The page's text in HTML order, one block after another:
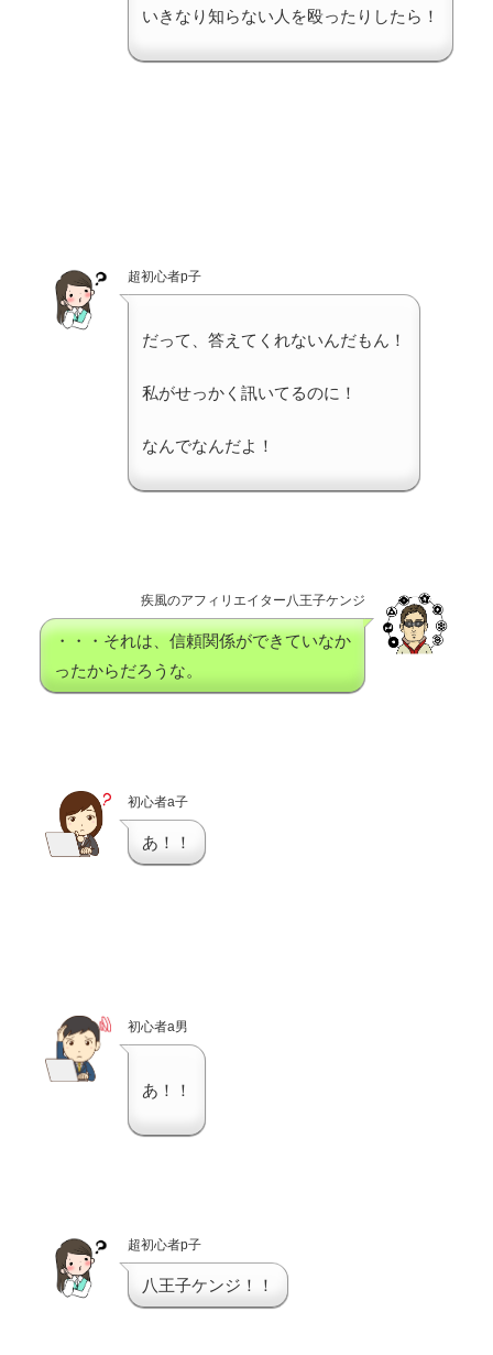
いきなり知らない人を殴ったりしたら！
超初心者p子
だって、答えてくれないんだもん！
私がせっかく訊いてるのに！
なんでなんだよ！
疾風のアフィリエイター八王子ケンジ
・・・それは、信頼関係ができていなか
ったからだろうな。
初心者a子
あ！！
初心者a男
あ！！
超初心者p子
八王子ケンジ！！